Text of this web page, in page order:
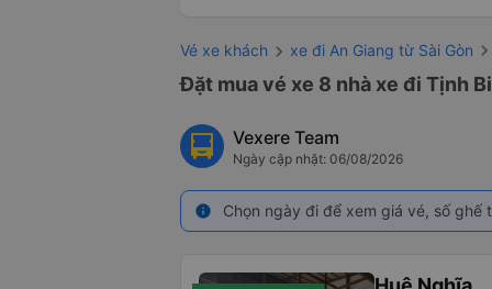
Vé xe khách xe đi An Giang từ Sài Gòn
Đặt mua vé xe 8 nhà xe đi Tịnh
Vexere Team
Ngày cập nhật: 06/08/2026
info Chọn ngày đi để xem giá vé, số